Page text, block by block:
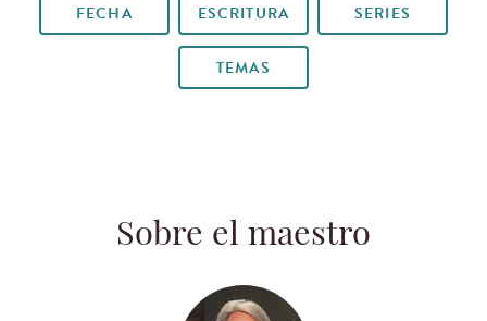
FECHA ESCRITURA SERIES
TEMAS
Sobre el maestro